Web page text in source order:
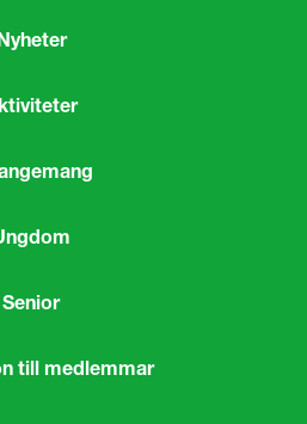
Senior
till medlemmar